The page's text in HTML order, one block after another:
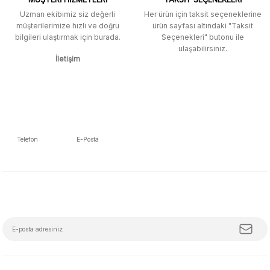
aratarak bulunabilir.
M... K... | 12/12/2025
Ben bu kadar hızlı bir teslimat
Ben bu kadar hızlı bir teslimat
Uzman ekibimiz siz değerli
müşterilerimize hızlı ve doğru
bilgileri ulaştırmak için burada.
İletişim
Her ürün için taksit seçeneklerine
ürün sayfası altındaki "Taksit
Seçenekleri" butonu ile
ulaşabilirsiniz.
Telefon E-Posta